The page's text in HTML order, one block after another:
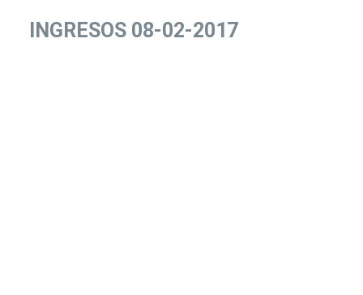
INGRESOS 08-02-2017